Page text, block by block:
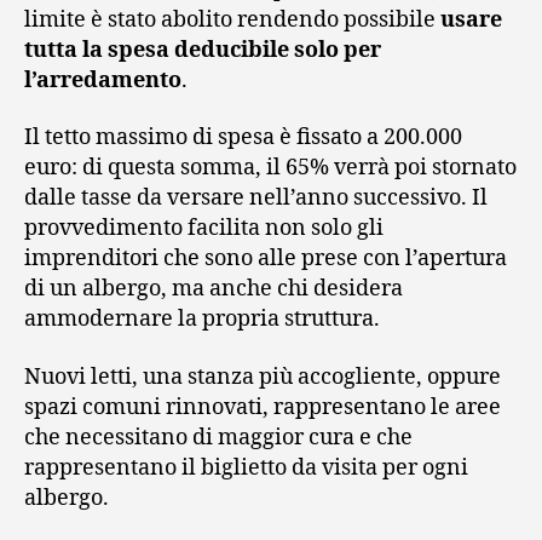
limite è stato abolito rendendo possibile usare
tutta la spesa deducibile solo per
l’arredamento.
Il tetto massimo di spesa è fissato a 200.000
euro: di questa somma, il 65% verrà poi stornato
dalle tasse da versare nell’anno successivo. Il
provvedimento facilita non solo gli
imprenditori che sono alle prese con l’apertura
di un albergo, ma anche chi desidera
ammodernare la propria struttura.
Nuovi letti, una stanza più accogliente, oppure
spazi comuni rinnovati, rappresentano le aree
che necessitano di maggior cura e che
rappresentano il biglietto da visita per ogni
albergo.